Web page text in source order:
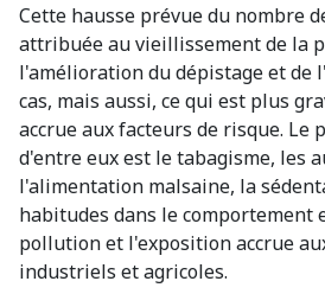
Cette hausse prévue du nombre
attribuée au vieillissement de la
l'amélioration du dépistage et de
cas, mais aussi, ce qui est plus
accrue aux facteurs de risque. Le
d'entre eux est le tabagisme, les
l'alimentation malsaine, la
habitudes dans le comportement
pollution et l'exposition accrue
industriels et agricoles.